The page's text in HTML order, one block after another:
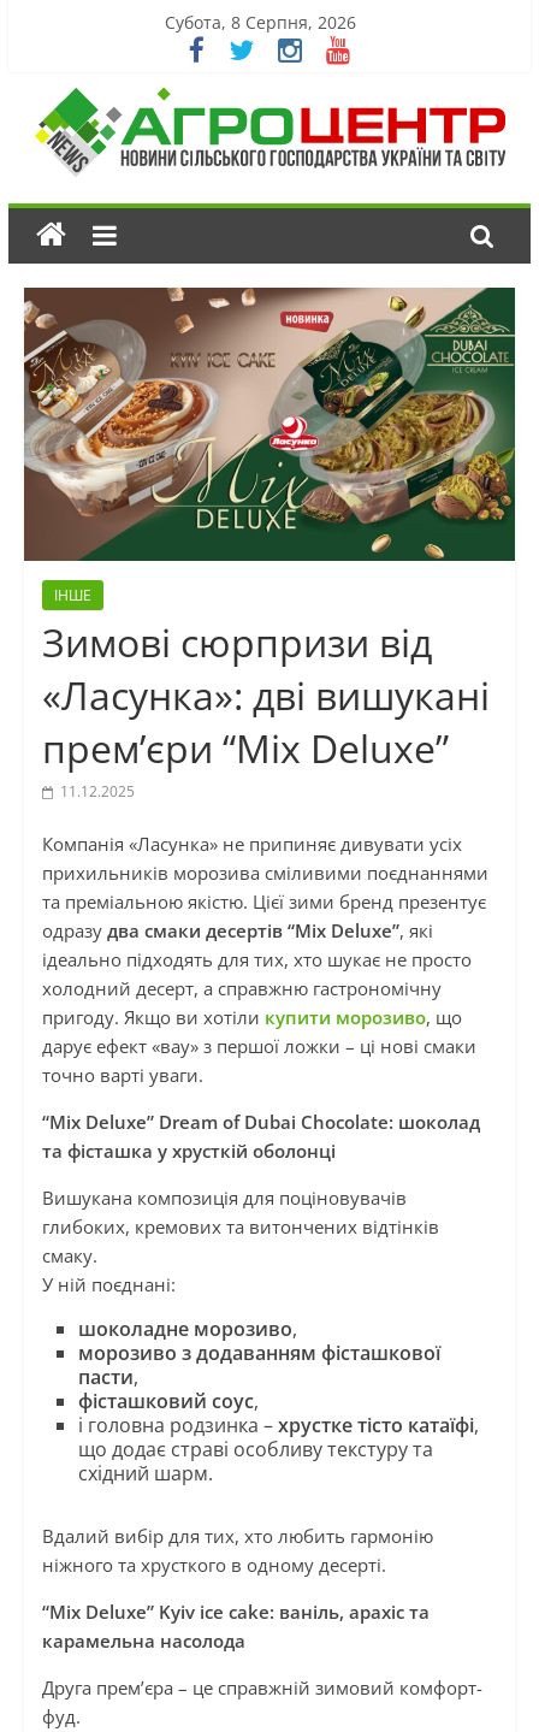
Субота, 8 Серпня, 2026
ІНШЕ
Зимові сюрпризи від
«Ласунка»: дві вишукані
прем’єри “Mix Deluxe”
11.12.2025
Компанія «Ласунка» не припиняє дивувати усіх
прихильників морозива сміливими поєднаннями
та преміальною якістю. Цієї зими бренд презентує
одразу два смаки десертів “Mix Deluxe”, які
ідеально підходять для тих, хто шукає не просто
холодний десерт, а справжню гастрономічну
пригоду. Якщо ви хотіли купити морозиво, що
дарує ефект «вау» з першої ложки – ці нові смаки
точно варті уваги.
“Mix Deluxe” Dream of Dubai Chocolate: шоколад
та фісташка у хрусткій оболонці
Вишукана композиція для поціновувачів
глибоких, кремових та витончених відтінків
смаку.
У ній поєднані:
шоколадне морозиво,
морозиво з додаванням фісташкової
пасти,
фісташковий соус,
і головна родзинка –хрустке тісто катаїфі,
що додає страві особливу текстуру та
східний шарм.
Вдалий вибір для тих, хто любить гармонію
ніжного та хрусткого в одному десерті.
“Mix Deluxe” Kyiv ice cake: ваніль, арахіс та
карамельна насолода
Друга прем’єра – це справжній зимовий комфорт-
фуд.